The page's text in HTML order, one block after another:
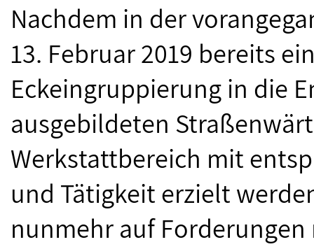
Nachdem in der
13. Februar 2019 bereits
Eckeingruppierung in die
ausgebildeten
Werkstattbereich mit
und Tätigkeit erzielt
nunmehr auf